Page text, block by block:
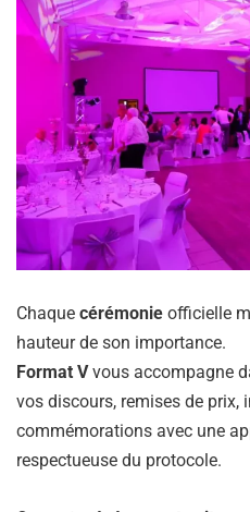
Chaque cérémonie officielle
hauteur de son importance.
Format Vvous accompagne
vos discours, remises de prix,
commémorations avec une
respectueuse du protocole.